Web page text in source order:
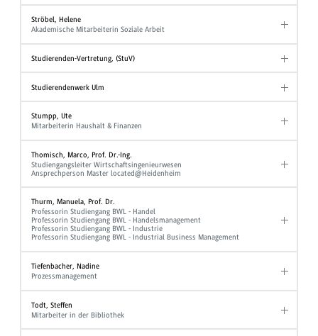
Ströbel, Helene
Akademische Mitarbeiterin Soziale Arbeit
Studierenden-Vertretung, (StuV)
Studierendenwerk Ulm
Stumpp, Ute
Mitarbeiterin Haushalt & Finanzen
Thomisch, Marco, Prof. Dr.-Ing.
Studiengangsleiter Wirtschaftsingenieurwesen
Ansprechperson Master located@Heidenheim
Thurm, Manuela, Prof. Dr.
Professorin Studiengang BWL - Handel
Professorin Studiengang BWL - Handelsmanagement
Professorin Studiengang BWL - Industrie
Professorin Studiengang BWL - Industrial Business Management
Tiefenbacher, Nadine
Prozessmanagement
Todt, Steffen
Mitarbeiter in der Bibliothek